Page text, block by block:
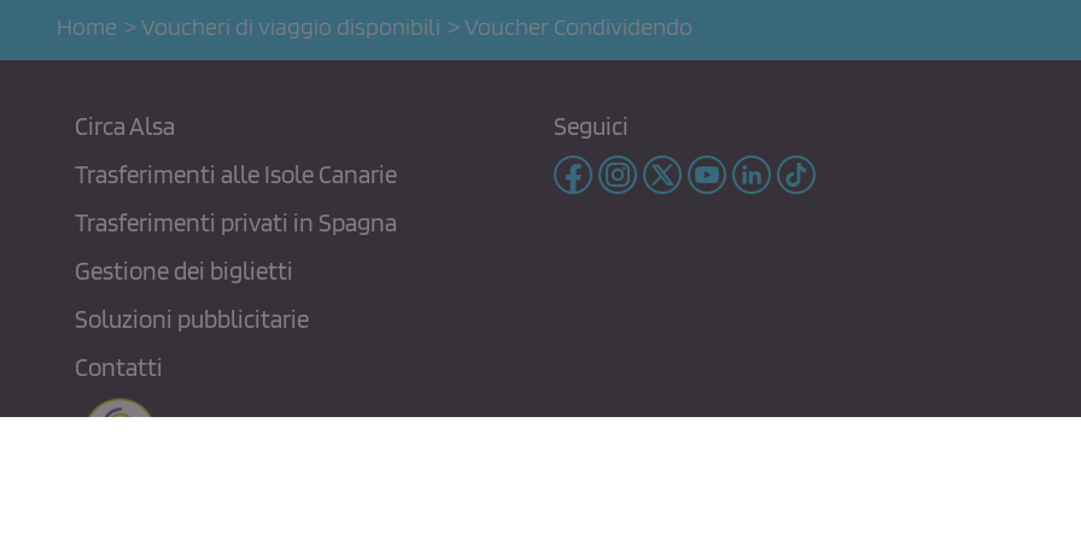
Home Voucheri di viaggio disponibili Voucher Condividendo
Circa Alsa
Trasferimenti alle Isole Canarie
Trasferimenti privati ​​in Spagna
Gestione dei biglietti
Soluzioni pubblicitarie
Contatti
Seguici